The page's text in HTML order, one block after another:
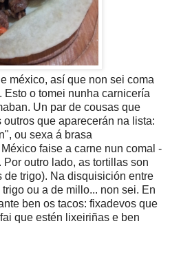
méxico, así que non sei coma
o tomei nunha carnicería
Un par de cousas que
que aparecerán na lista:
ou sexa á brasa
faise a carne nun comal -
outro lado, as tortillas son
trigo). Na disquisición entre
ou a de millo... non sei. En
ben os tacos: fixadevos que
que estén lixeiriñas e ben